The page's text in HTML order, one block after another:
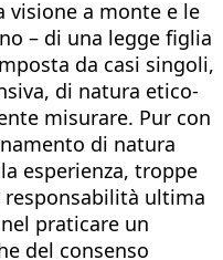
visione a monte e le
– di una legge figlia
da casi singoli,
di natura etico-
misurare. Pur con
di natura
esperienza, troppe
responsabilità ultima
praticare un
del consenso